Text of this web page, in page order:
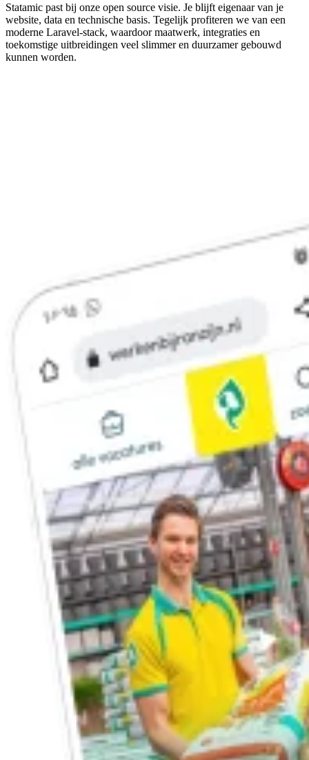
Statamic past bij onze open source visie. Je blijft eigenaar van je
website, data en technische basis. Tegelijk profiteren we van een
moderne Laravel-stack, waardoor maatwerk, integraties en
toekomstige uitbreidingen veel slimmer en duurzamer gebouwd
kunnen worden.